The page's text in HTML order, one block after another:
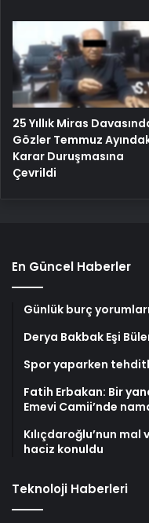
25 Yıllık Miras
Gözler Temmuz
Karar Duruşmasına
Çevrildi
En Güncel Haberler
Günlük burç
Derya Bakbak Eşi
Spor yaparken
Fatih Erbakan: Bir
Emevi Camii’nde
Kılıçdaroğlu’nun
haciz konuldu
Teknoloji Haberleri